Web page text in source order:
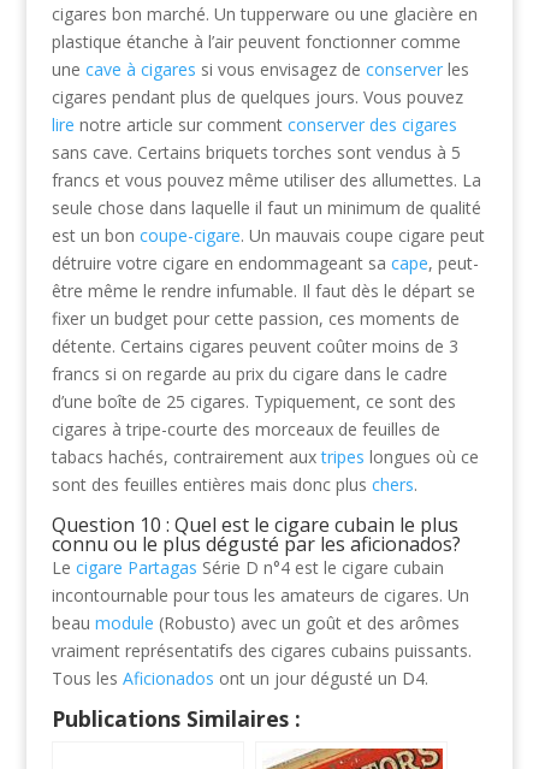
cigares bon marché. Un tupperware ou une glacière en
plastique étanche à l’air peuvent fonctionner comme
une cave à cigares si vous envisagez de conserverles
cigares pendant plus de quelques jours. Vous pouvez
lire notre article sur comment conserver des cigares
sans cave. Certains briquets torches sont vendus à 5
francs et vous pouvez même utiliser des allumettes. La
seule chose dans laquelle il faut un minimum de qualité
est un bon coupe-cigare. Un mauvais coupe cigare peut
détruire votre cigare en endommageant sa cape, peut-
être même le rendre infumable. Il faut dès le départ se
fixer un budget pour cette passion, ces moments de
détente. Certains cigares peuvent coûter moins de 3
francs si on regarde au prix du cigare dans le cadre
d’une boîte de 25 cigares. Typiquement, ce sont des
cigares à tripe-courte des morceaux de feuilles de
tabacs hachés, contrairement auxtripes longues où ce
sont des feuilles entières mais donc plus chers.
Question 10 : Quel est le cigare cubain le plus
connu ou le plus dégusté par les aficionados?
Le cigare Partagas Série D n°4 est le cigare cubain
incontournable pour tous les amateurs de cigares. Un
beau module (Robusto) avec un goût et des arômes
vraiment représentatifs des cigares cubains puissants.
Tous les Aficionados ont un jour dégusté un D4.
Publications Similaires :